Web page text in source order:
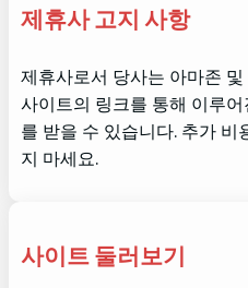
제휴사 고지 사항
제휴사로서 당사는 아마존
사이트의 링크를 통해 이루
를 받을 수 있습니다. 추가
지 마세요.
사이트 둘러보기